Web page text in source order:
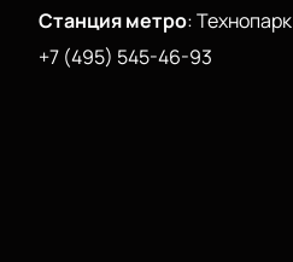
Станция метро:Технопарк
+7 (495) 545-46-93